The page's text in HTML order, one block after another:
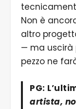
Non è
altro
— ma uscirà
pezzo ne
PG:
artista,